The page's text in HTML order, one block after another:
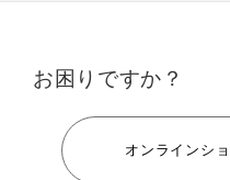
お困りですか？
オンラインシ